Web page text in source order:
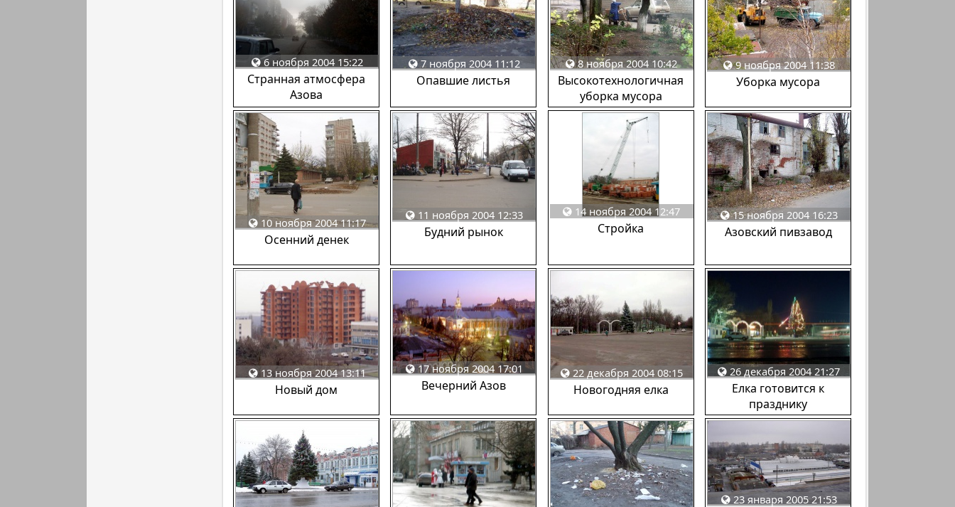
6 ноября 2004 15:22
Странная атмосфера
Азова
7 ноября 2004 11:12
Опавшие листья
8 ноября 2004 10:42
Высокотехнологичная
уборка мусора
9 ноября 2004 11:38
Уборка мусора
10 ноября 2004 11:17
Осенний денек
11 ноября 2004 12:33
Будний рынок
14 ноября 2004 12:47
Стройка
15 ноября 2004 16:23
Азовский пивзавод
13 ноября 2004 13:11
Новый дом
17 ноября 2004 17:01
Вечерний Азов
22 декабря 2004 08:15
Новогодняя елка
26 декабря 2004 21:27
Елка готовится к
празднику
23 января 2005 21:53